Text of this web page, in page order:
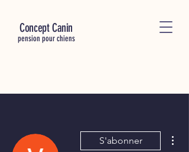
Concept Canin
pension pour chiens
S'abonner